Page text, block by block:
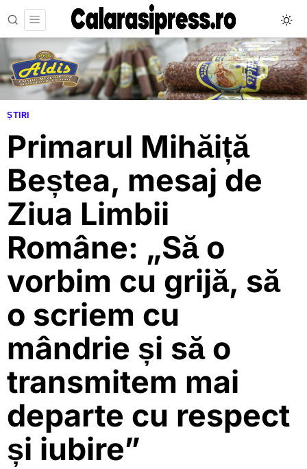
ȘTIRI
Primarul Mihăiță
Beștea, mesaj de
Ziua Limbii
Române: „Să o
vorbim cu grijă, să
o scriem cu
mândrie și să o
transmitem mai
departe cu respect
și iubire”